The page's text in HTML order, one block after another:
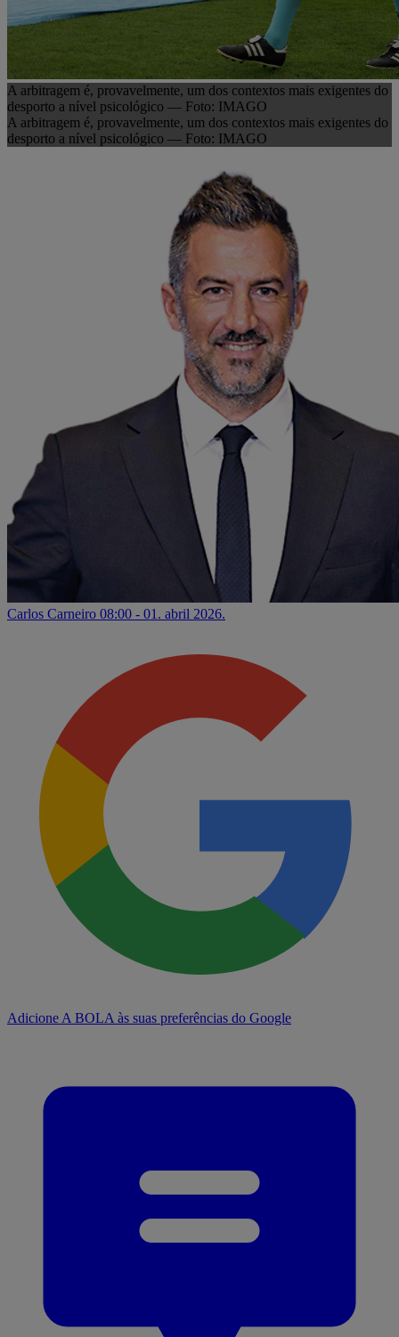
A arbitragem é, provavelmente, um dos contextos mais exigentes do
desporto a nível psicológico — Foto: IMAGO
A arbitragem é, provavelmente, um dos contextos mais exigentes do
desporto a nível psicológico — Foto: IMAGO
Carlos Carneiro 08:00 - 01. abril 2026.
Adicione A BOLA às suas preferências do Google